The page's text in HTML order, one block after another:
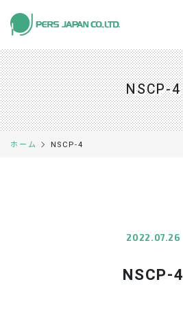
私たちの特長 About Us
事業内容 Business
0120-891-224
NSCP-4
ホーム NSCP-4
2022.07.26
NSCP-4